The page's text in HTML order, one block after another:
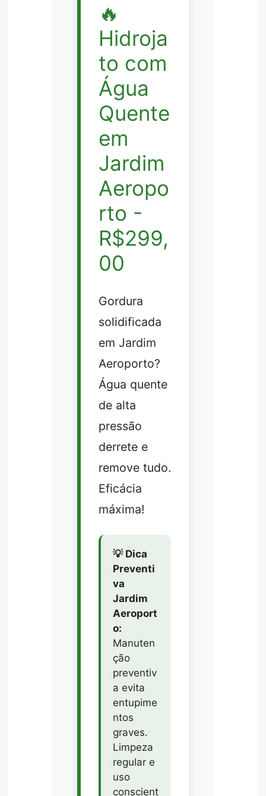
🔥
Hidroja
to com
Água
Quente
em
Jardim
Aeropo
rto -
R$299,
00
Gordura
solidificada
em Jardim
Aeroporto?
Água quente
de alta
pressão
derrete e
remove tudo.
Eficácia
máxima!
💡 Dica
Preventi
va
Jardim
Aeroport
o:
Manuten
ção
preventiv
a evita
entupime
ntos
graves.
Limpeza
regular e
uso
conscient